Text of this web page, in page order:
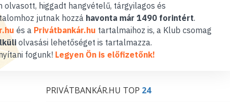
olvasott, higgadt hangvételű, tárgyilagos és
jutnak hozzá havonta már 1490 forintért.
és a Privátbankár.hu tartalmaihoz is, a Klub csomag
olvasási lehetőséget is tartalmazza.
fogunk! Legyen Ön is előfizetőnk!
PRIVÁTBANKÁR.HU TOP 24